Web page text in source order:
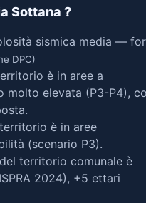
Sottana ?
sismica media —
DPC)
è in aree a
molto elevata (P3-P4),
è in aree
(scenario P3).
del territorio comunale è
2024), +5 ettari